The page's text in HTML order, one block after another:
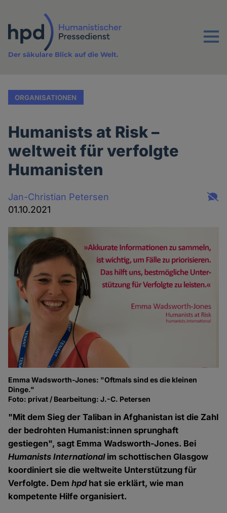
Inhalt
Menu
Der säkulare Blick auf die Welt.
ORGANISATIONEN
Humanists at Risk –
weltweit für verfolgte
Humanisten
Jan-Christian Petersen
01.10.2021
Emma Wadsworth-Jones: "Oftmals sind es die kleinen
Dinge."
Foto: privat / Bearbeitung: J.-C. Petersen
"Mit dem Sieg der Taliban in Afghanistan ist die Zahl
der bedrohten Humanist:innen sprunghaft
gestiegen", sagt Emma Wadsworth-Jones. Bei
Humanists Internationalim schottischen Glasgow
koordiniert sie die weltweite Unterstützung für
Verfolgte. Demhpdhat sie erklärt, wie man
kompetente Hilfe organisiert.